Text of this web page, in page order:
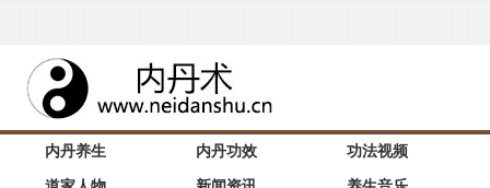
内丹养生 内丹功效 功法视频